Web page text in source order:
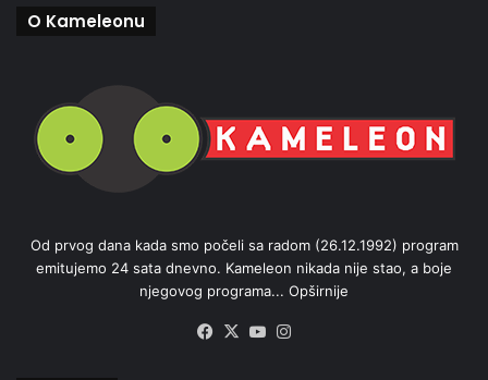
O Kameleonu
Od prvog dana kada smo počeli sa radom (26.12.1992) program
emitujemo 24 sata dnevno. Kameleon nikada nije stao, a boje
njegovog programa... Opširnije
Facebook
X YouTube